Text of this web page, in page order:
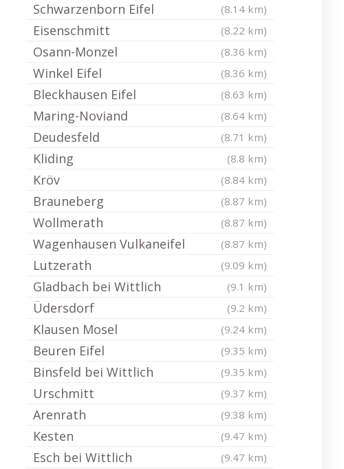
Schwarzenborn Eifel (8.14 km)
Eisenschmitt (8.22 km)
Osann-Monzel (8.36 km)
Winkel Eifel (8.36 km)
Bleckhausen Eifel (8.63 km)
Maring-Noviand (8.64 km)
Deudesfeld (8.71 km)
Kliding (8.8 km)
Kröv (8.84 km)
Brauneberg (8.87 km)
Wollmerath (8.87 km)
Wagenhausen Vulkaneifel (8.87 km)
Lutzerath (9.09 km)
Gladbach bei Wittlich (9.1 km)
Üdersdorf (9.2 km)
Klausen Mosel (9.24 km)
Beuren Eifel (9.35 km)
Binsfeld bei Wittlich (9.35 km)
Urschmitt (9.37 km)
Arenrath (9.38 km)
Kesten (9.47 km)
Esch bei Wittlich (9.47 km)